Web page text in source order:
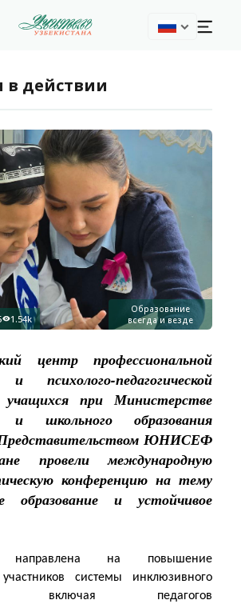
действии
Образование
всегда и везде
1.54k
центр профессиональной
психолого-педагогической
учащихся при Министерстве
и школьного образования
ЮНИСЕФ
провели международную
конференцию на тему
образование и устойчивое
направлена на повышение
системы инклюзивного
включая педагогов